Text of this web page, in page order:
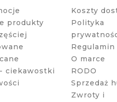
produkty
ciekawostki
Koszty
Polityka
Regulamin
O marce
RODO
Sprzedaż
Zwroty i